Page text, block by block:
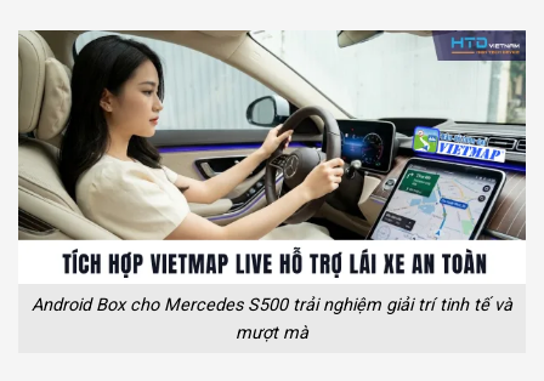
Android Box cho Mercedes S500 trải nghiệm giải trí tinh tế và
mượt mà